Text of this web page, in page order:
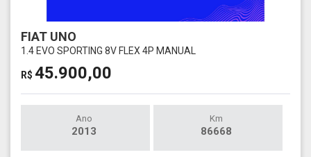
FIAT UNO
1.4 EVO SPORTING 8V FLEX 4P MANUAL
R$ 45.900,00
Ano
2013
Km
86668